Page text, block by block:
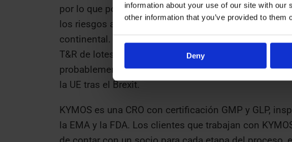
information about your use of our site with
other information that you’ve provided to
Deny
por lo que podrían buscar garantizar la continuidad
los riesgos a través de CRO y profesionales de
continental. Además, KYMOS no ha promocionado
T&R de lotes, lo que indica que el aumento de la
probablemente atribuido a los nuevos requisitos
la UE tras el Brexit.
KYMOS es una CRO con certificación GMP y GLP,
la EMA y la FDA. Los clientes que trabajan con